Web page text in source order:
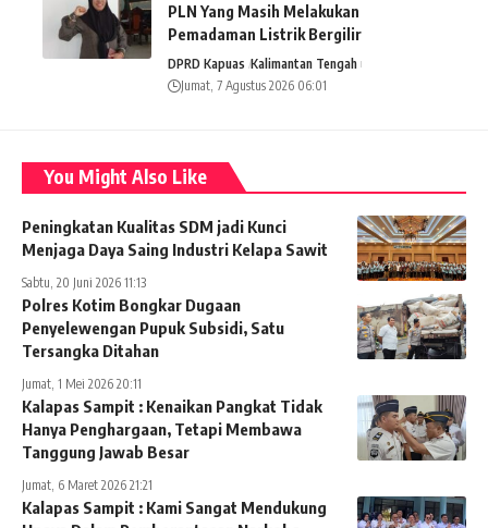
PLN Yang Masih Melakukan
Pemadaman Listrik Bergilir
DPRD Kapuas Kalimantan Tengah
Jumat, 7 Agustus 2026 06:01
You Might Also Like
Peningkatan Kualitas SDM jadi Kunci
Menjaga Daya Saing Industri Kelapa Sawit
Sabtu, 20 Juni 2026 11:13
Polres Kotim Bongkar Dugaan
Penyelewengan Pupuk Subsidi, Satu
Tersangka Ditahan
Jumat, 1 Mei 2026 20:11
Kalapas Sampit : Kenaikan Pangkat Tidak
Hanya Penghargaan, Tetapi Membawa
Tanggung Jawab Besar
Jumat, 6 Maret 2026 21:21
Kalapas Sampit : Kami Sangat Mendukung